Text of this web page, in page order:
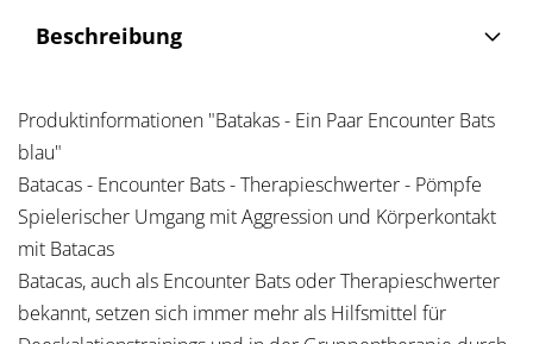
Beschreibung
Produktinformationen "Batakas - Ein Paar Encounter Bats
blau"
Batacas - Encounter Bats - Therapieschwerter - Pömpfe
Spielerischer Umgang mit Aggression und Körperkontakt
mit Batacas
Batacas, auch als Encounter Bats oder Therapieschwerter
bekannt, setzen sich immer mehr als Hilfsmittel für